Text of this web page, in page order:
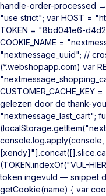
handle-order-processed
"use strict"; var HOST =
TOKEN = "8bd041e6-
COOKIE_NAME =
"nextmessage_uuid"; //
(*.webshopapp.com) var
gelezen door de thank-
"nextmessage_last_cart";
console.log.apply(console,
(TOKEN.indexOf("VUL-
token ingevuld — snippet
getCookie(name) { var